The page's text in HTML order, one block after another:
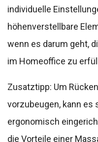
individuelle
höhenverstellbare
wenn es darum geht,
im Homeoffice zu
Zusatztipp: Um
vorzubeugen, kann es
ergonomisch
die Vorteile einer